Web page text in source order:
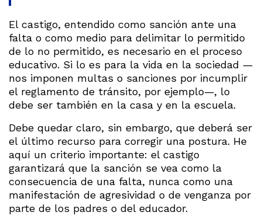
El castigo, entendido como sanción ante una
falta o como medio para delimitar lo permitido
de lo no permitido, es necesario en el proceso
educativo. Si lo es para la vida en la sociedad —
nos imponen multas o sanciones por incumplir
el reglamento de tránsito, por ejemplo—, lo
debe ser también en la casa y en la escuela.
Debe quedar claro, sin embargo, que deberá ser
el último recurso para corregir una postura. He
aquí un criterio importante: el castigo
garantizará que la sanción se vea como la
consecuencia de una falta, nunca como una
manifestación de agresividad o de venganza por
parte de los padres o del educador.